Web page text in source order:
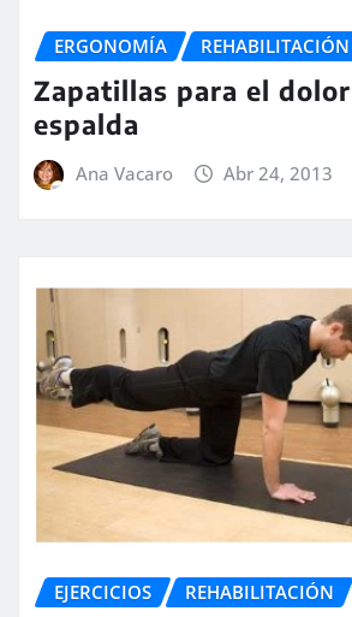
ERGONOMÍA REHABILITACIÓN
Zapatillas para el
espalda
Ana Vacaro Abr 24, 2013
EJERCICIOS REHABILITACIÓN